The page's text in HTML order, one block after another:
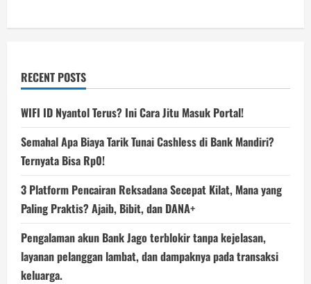
RECENT POSTS
WIFI ID Nyantol Terus? Ini Cara Jitu Masuk Portal!
Semahal Apa Biaya Tarik Tunai Cashless di Bank Mandiri?
Ternyata Bisa Rp0!
3 Platform Pencairan Reksadana Secepat Kilat, Mana yang
Paling Praktis? Ajaib, Bibit, dan DANA+
Pengalaman akun Bank Jago terblokir tanpa kejelasan,
layanan pelanggan lambat, dan dampaknya pada transaksi
keluarga.